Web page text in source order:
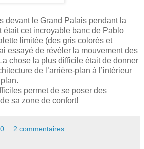
devant le Grand Palais pendant la
était cet incroyable banc de Pablo
limitée (des gris colorés et
essayé de révéler la mouvement des
chose la plus difficile était de donner
de l’arrière-plan à l’intérieur
permet de se poser des
sa zone de confort!
2 commentaires: